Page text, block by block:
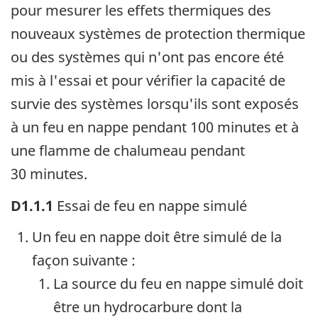
pour mesurer les effets thermiques des
nouveaux systèmes de protection thermique
ou des systèmes qui n'ont pas encore été
mis à l'essai et pour vérifier la capacité de
survie des systèmes lorsqu'ils sont exposés
à un feu en nappe pendant 100 minutes et à
une flamme de chalumeau pendant
30 minutes.
D1.1.1 Essai de feu en nappe simulé
Un feu en nappe doit être simulé de la
façon suivante :
La source du feu en nappe simulé doit
être un hydrocarbure dont la